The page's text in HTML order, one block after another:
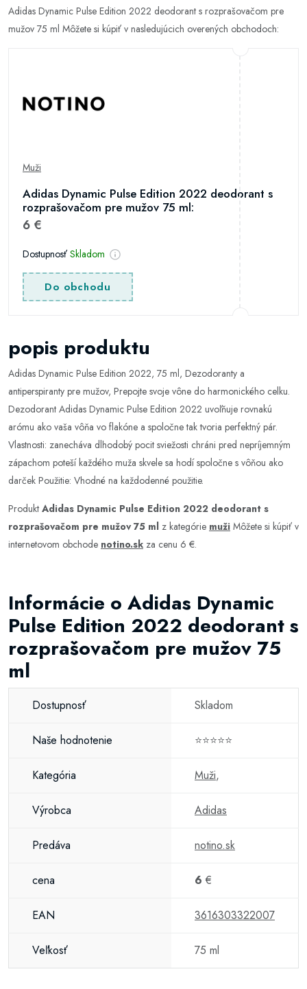
Adidas Dynamic Pulse Edition 2022 deodorant s rozprašovačom pre
mužov 75 ml Môžete si kúpiť v nasledujúcich overených obchodoch:
Muži
Adidas Dynamic Pulse Edition 2022 deodorant s
rozprašovačom pre mužov 75 ml:
6 €
Dostupnosť Skladom
Do obchodu
popis produktu
Adidas Dynamic Pulse Edition 2022, 75 ml, Dezodoranty a
antiperspiranty pre mužov, Prepojte svoje vône do harmonického celku.
Dezodorant Adidas Dynamic Pulse Edition 2022 uvoľňuje rovnakú
arómu ako vaša vôňa vo flakóne a spoločne tak tvoria perfektný pár.
Vlastnosti: zanecháva dlhodobý pocit sviežosti chráni pred nepríjemným
zápachom poteší každého muža skvele sa hodí spoločne s vôňou ako
darček Použitie: Vhodné na každodenné použitie.
Produkt Adidas Dynamic Pulse Edition 2022 deodorant s
rozprašovačom pre mužov 75 ml z kategórie muži Môžete si kúpiť v
internetovom obchode notino.sk za cenu 6 €.
Informácie o Adidas Dynamic
Pulse Edition 2022 deodorant s
rozprašovačom pre mužov 75
ml
Dostupnosť Skladom
Naše hodnotenie ⭐⭐⭐⭐⭐
Kategória Muži,
Výrobca Adidas
Predáva notino.sk
cena 6 €
EAN 3616303322007
Veľkosť 75 ml